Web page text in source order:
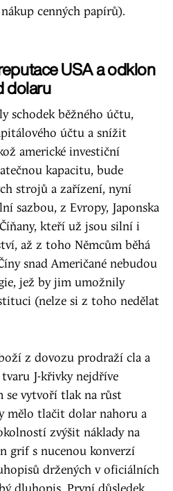
cenných papírů).
USA a odklon
dolaru
schodek běžného účtu,
účtu a snížit
americké investiční
kapacitu, bude
strojů a zařízení, nyní
sazbou, z Evropy, Japonska
kteří už jsou silní i
až z toho Němcům běhá
snad Američané nebudou
jež by jim umožnily
(nelze si z toho nedělat
z dovozu prodraží cla a
J-křivky nejdříve
se vytvoří tlak na růst
mělo tlačit dolar nahoru a
zvýšit náklady na
grif s nucenou konverzí
držených v oficiálních